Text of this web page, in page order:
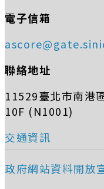
電子信箱
聯絡地址
11529臺北市南港
10F (N1001)
交通資訊
政府網站資料開放